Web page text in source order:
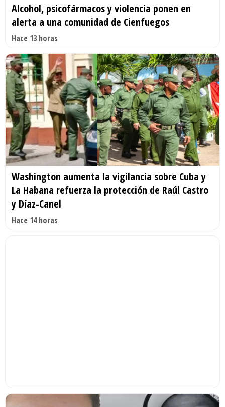
Alcohol, psicofármacos y violencia ponen en
alerta a una comunidad de Cienfuegos
Hace 13 horas
Washington aumenta la vigilancia sobre Cuba y
La Habana refuerza la protección de Raúl Castro
y Díaz-Canel
Hace 14 horas